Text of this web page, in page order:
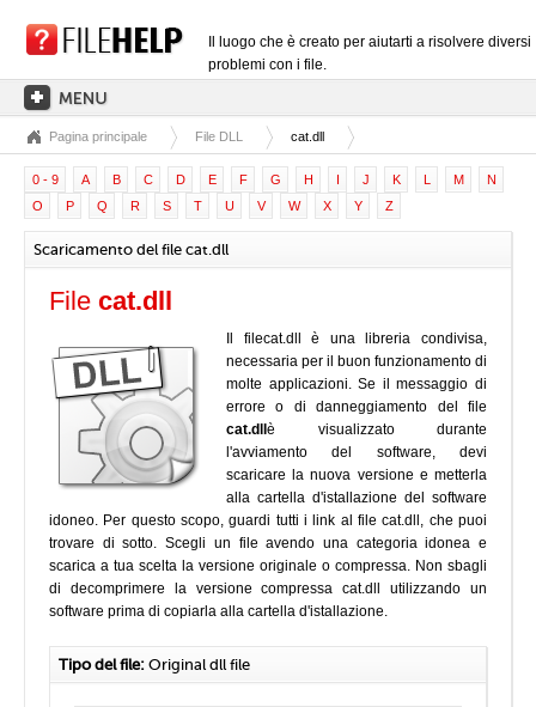
Il luogo che è creato per aiutarti a risolvere diversi
problemi con i file.
PAGINA PRINCIPALE
CATEGORIE DELLE ESTENSIONI
CATEGORIE DEI DRIVER
FILE DLL
CONVERSIONI DI FILE
SOFTWARE
Pagina principale File DLL cat.dll
0 - 9 A B C D E F G H I J K L M
N
O
P Q R S T U V W X Y Z
Scaricamento del file cat.dll
File cat.dll
Il filecat.dll è una libreria condivisa,
necessaria per il buon funzionamento di
molte applicazioni. Se il messaggio di
errore o di danneggiamento del file
cat.dll è visualizzato durante
l'avviamento del software, devi
scaricare la nuova versione e metterla
alla cartella d'istallazione del software
idoneo. Per questo scopo, guardi tutti i link al file cat.dll, che puoi
trovare di sotto. Scegli un file avendo una categoria idonea e
scarica a tua scelta la versione originale o compressa. Non sbagli
di decomprimere la versione compressa cat.dll utilizzando un
software prima di copiarla alla cartella d'istallazione.
Tipo del file: Original dll file